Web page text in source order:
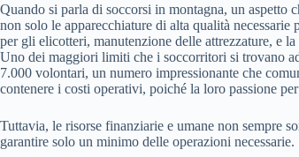
Quando si parla di soccorsi in montagna, un aspetto
non solo le apparecchiature di alta qualità
per gli elicotteri, manutenzione delle attrezzature, e
Uno dei maggiori limiti che i soccorritori si trovano
7.000 volontari, un numero impressionante che
contenere i costi operativi, poiché la loro passione
Tuttavia, le risorse finanziarie e umane non sempre
garantire solo un minimo delle operazioni necessarie.